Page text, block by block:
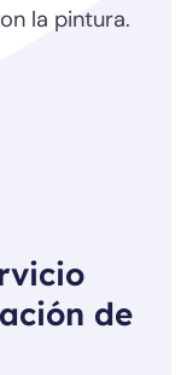
la pintura.
de